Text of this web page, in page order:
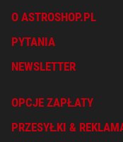
O ASTROSHOP.PL
PYTANIA
NEWSLETTER
OPCJE ZAPŁATY
PRZESYŁKI &